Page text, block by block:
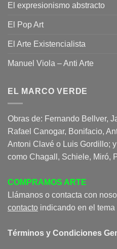
El expresionismo abstracto
El Pop Art
El Arte Existencialista
Manuel Viola – Anti Arte
EL MARCO VERDE
Obras de: Fernando Bellver,
Rafael Canogar, Bonifacio,
Antoni Clavé o Luis Gordillo;
como Chagall, Schiele, Miró,
COMPRAMOS ARTE
Llámanos o contacta con
contacto indicando en el tema
Términos y Condiciones